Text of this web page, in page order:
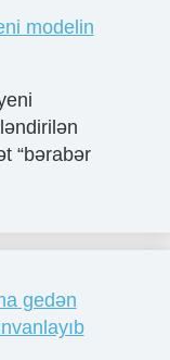
modelin
“bərabər
gedən